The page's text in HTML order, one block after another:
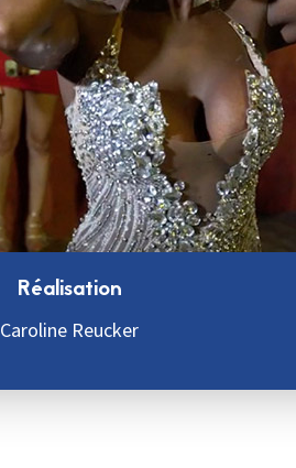
Réalisation
Caroline Reucker